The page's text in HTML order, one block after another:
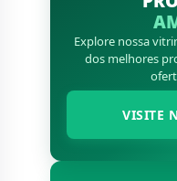
Explore nossa
dos melhores
VISITE